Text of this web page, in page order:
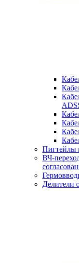
Пигтейлы
ВЧ-
Делители